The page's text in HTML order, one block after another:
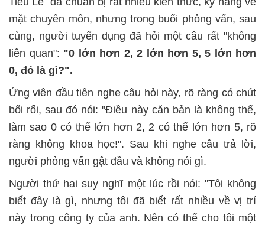
mặt chuyên môn, nhưng trong buổi phỏng vấn, sau
cùng, người tuyển dụng đã hỏi một câu rất "không
liên quan": "0 lớn hơn 2, 2 lớn hơn 5, 5 lớn hơn
0, đó là gì?".
Ứng viên đầu tiên nghe câu hỏi này, rõ ràng có chút
bối rối, sau đó nói: "Điều này căn bản là không thể,
làm sao 0 có thể lớn hơn 2, 2 có thể lớn hơn 5, rõ
ràng không khoa học!". Sau khi nghe câu trả lời,
người phỏng vấn gật đầu và không nói gì.
Người thứ hai suy nghĩ một lúc rồi nói: "Tôi không
biết đây là gì, nhưng tôi đã biết rất nhiều về vị trí
này trong công ty của anh. Nên có thể cho tôi một